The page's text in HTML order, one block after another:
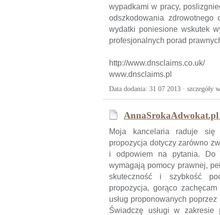
wypadkami w pracy,
odszkodowania
wydatki poniesione wskutek
profesjonalnych porad
http://www.dnsclaims.co.uk/
www.dnsclaims.pl
Data dodania: 31 07 2013 · szczegóły
Moja kancelaria raduje się
propozycja dotyczy zarówno
i odpowiem na pytania. Do
wymagają pomocy prawnej,
skuteczność i szybkość
propozycja, gorąco
usług proponowanych
Świadczę usługi w zakresie